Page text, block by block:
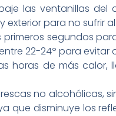
las ventanillas
para no sufrir
segundos
22-24º para evitar
horas de más calor,
no alcohólicas,
que disminuye los